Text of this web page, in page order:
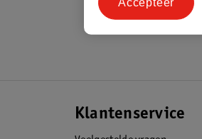
Klantenservice